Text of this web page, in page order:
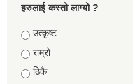
हरुलाई कस्तो लाग्यो ?
Choices
उत्कृष्ट
राम्रो
ठिकै